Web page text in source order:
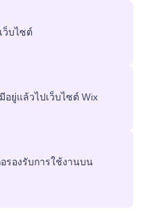
ว็บไซต์
อยู่แล้วไปเว็บไซต์ Wix
รองรับการใช้งานบน